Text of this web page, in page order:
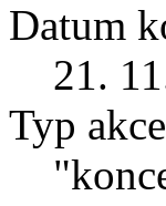
Datum
21.
Typ